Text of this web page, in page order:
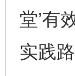
堂’有
实践